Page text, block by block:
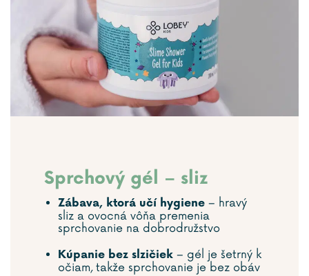
Sprchový gél – sliz
Zábava, ktorá učí hygiene – hravý
sliz a ovocná vôňa premenia
sprchovanie na dobrodružstvo
Kúpanie bez slzičiek – gél je šetrný k
očiam, takže sprchovanie je bez obáv